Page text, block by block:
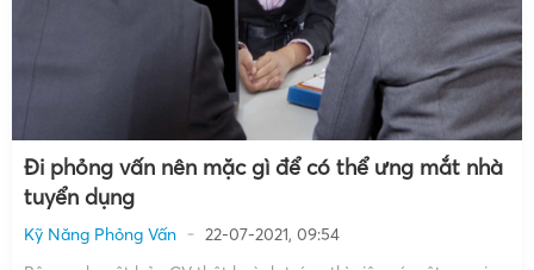
Đi phỏng vấn nên mặc gì để có thể ưng mắt nhà
tuyển dụng
Kỹ Năng Phỏng Vấn
22-07-2021, 09:54